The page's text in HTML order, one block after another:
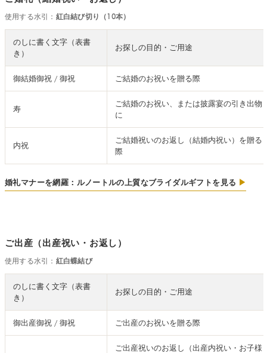
使用する水引： 紅白結び切り（10本）
のしに書く文字（表書
き）
お探しの目的・ご用途
御結婚御祝 / 御祝 ご結婚のお祝いを贈る際
寿
ご結婚のお祝い、または披露宴の引き出物
に
内祝
ご結婚祝いのお返し（結婚内祝い）を贈る
際
婚礼マナーを網羅：ルノートルの上質なブライダルギフトを見る ▶
ご出産（出産祝い・お返し）
使用する水引： 紅白蝶結び
のしに書く文字（表書
き）
お探しの目的・ご用途
御出産御祝 / 御祝 ご出産のお祝いを贈る際
ご出産祝いのお返し（出産内祝い・お子様